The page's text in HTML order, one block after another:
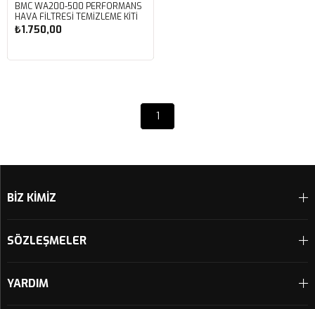
BMC WA200-500 PERFORMANS
HAVA FİLTRESİ TEMİZLEME KİTİ
₺1.750,00
1
BİZ KİMİZ
SÖZLEŞMELER
YARDIM